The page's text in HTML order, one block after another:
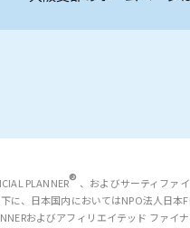
PLANNER® 、およびサーティファ
に、日本国内においてはNPO法人日本
およびアフィリエイテッド ファイ